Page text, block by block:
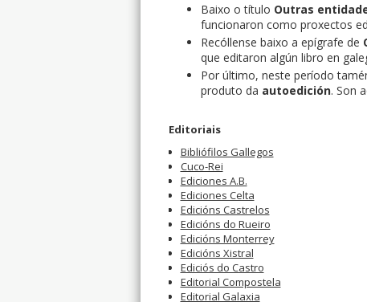
Baixo o título Outras
funcionaron como proxectos
Recóllense baixo a epígrafe de
que editaron algún libro en
Por último, neste período
produto da autoedición. Son
Editoriais
Bibliófilos Gallegos
Cuco-Rei
Ediciones A.B.
Ediciones Celta
Edicións Castrelos
Edicións do Rueiro
Edicións Monterrey
Edicións Xistral
Ediciós do Castro
Editorial Compostela
Editorial Galaxia